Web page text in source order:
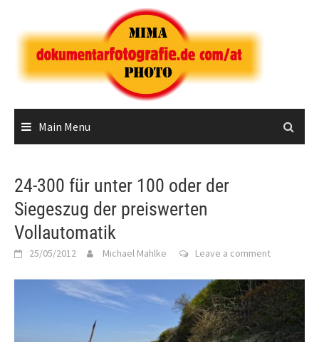
content
Main Menu
24-300 für unter 100 oder der
Siegeszug der preiswerten
Vollautomatik
25/05/2012 Michael Mahlke Leave a comment